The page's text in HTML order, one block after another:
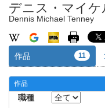
デニス・マイケ
Dennis Michael Tenney
作品 11
作品
職種